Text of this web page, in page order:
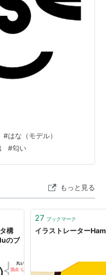
#はな（モデル）
#匂い
もっと見る
構
のブ
27 ブックマーク
イラストレーター